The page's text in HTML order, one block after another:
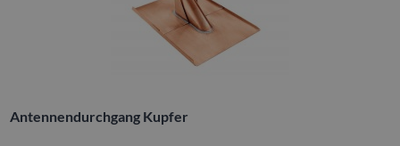
Antennendurchgang Kupfer